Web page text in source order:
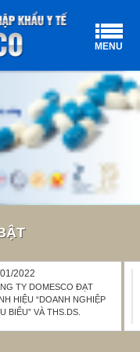
MENU
2022
TY DOMESCO ĐẠT
HIỆU “DOANH NGHIỆP
BIỂU” VÀ THS.DS.